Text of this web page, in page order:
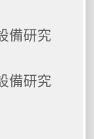
備研究
備研究